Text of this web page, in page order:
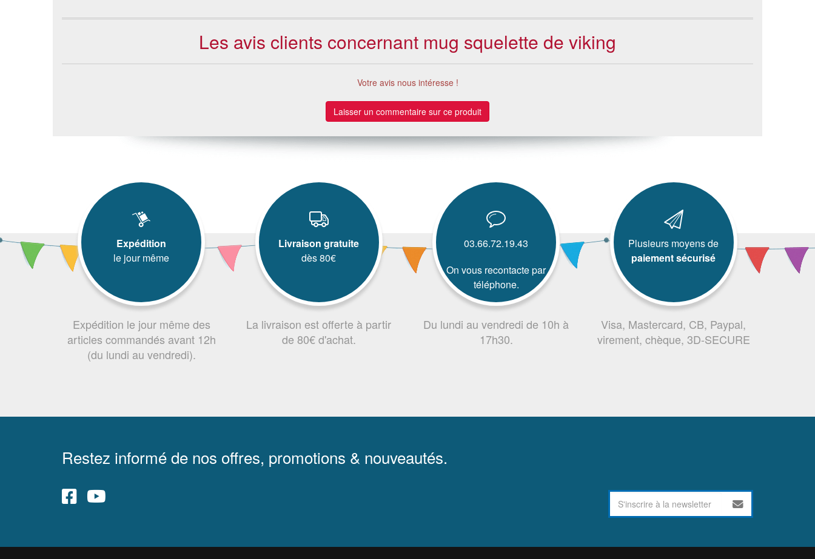
Les avis clients concernant mug squelette de viking
Votre avis nous intéresse !
Laisser un commentaire sur ce produit
Expédition
le jour même
Expédition le jour même des
articles commandés avant 12h
(du lundi au vendredi).
Livraison gratuite
dès 80€
La livraison est offerte à partir
de 80€ d'achat.
03.66.72.19.43
On vous recontacte par
téléphone.
Du lundi au vendredi de 10h à
17h30.
Plusieurs moyens de
paiement sécurisé
Visa, Mastercard, CB, Paypal,
virement, chèque, 3D-SECURE
Restez informé de nos offres, promotions & nouveautés.